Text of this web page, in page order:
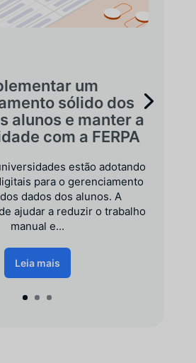
um
sólido dos
alunos e manter a
com a FERPA
estão adotando
para o gerenciamento
dados dos alunos. A
ajudar a reduzir o trabalho
manual e...
Leia mais